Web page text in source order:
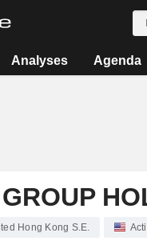
Analyses Agenda
Hong Kong S.E.